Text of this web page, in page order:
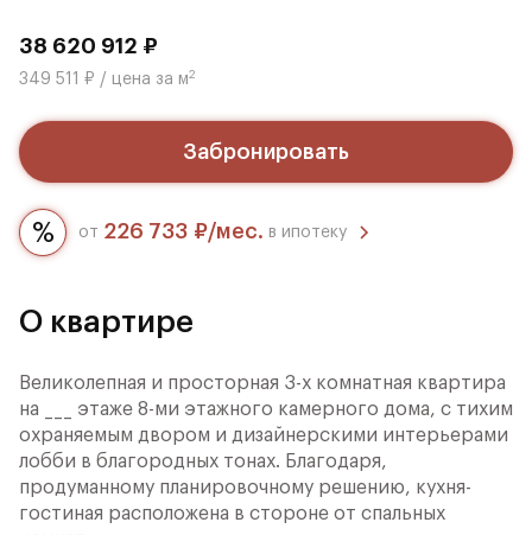
38 620 912 ₽
349 511 ₽ / цена за м2
Забронировать
от 226 733 ₽/мес. в ипотеку
О квартире
Великолепная и просторная 3-х комнатная квартира
на ___ этаже 8-ми этажного камерного дома, с тихим
охраняемым двором и дизайнерскими интерьерами
лобби в благородных тонах. Благодаря,
продуманному планировочному решению, кухня-
гостиная расположена в стороне от спальных